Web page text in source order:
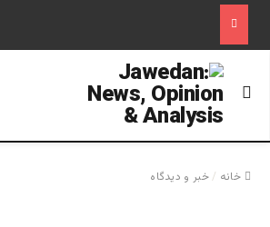
جستجو برای
خانه /خبر و دیدگاه